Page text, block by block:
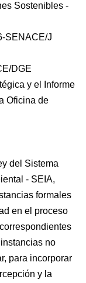
Sostenibles -
SENACE/J
DGE
y el Informe
Oficina de
del Sistema
- SEIA,
formales
en el proceso
no
para incorporar
y la